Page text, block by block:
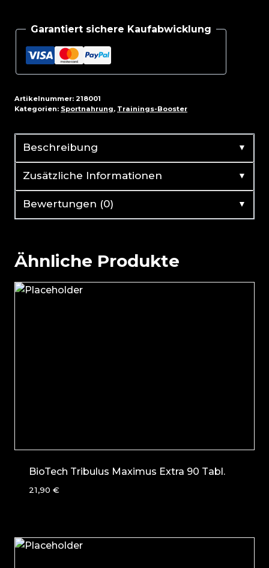
Garantiert sichere Kaufabwicklung
Artikelnummer: 218001
Kategorien: Sportnahrung, Trainings-Booster
Beschreibung ▼
Zusätzliche Informationen ▼
Bewertungen (0) ▼
Ähnliche Produkte
BioTech Tribulus Maximus Extra 90 Tabl.
21,90 €